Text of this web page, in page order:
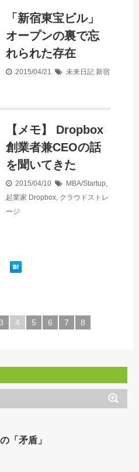
「新宿東宝ビル」
オープンの裏で忘
れられた存在
2015/04/21 未来日記 新宿
【メモ】 Dropbox
創業者兼CEOの話
を聞いてきた
2015/04/10 MBA/Startup
起業家 Dropbox クラウドストレ
ージ
4 5 6 7 8
「矛盾」